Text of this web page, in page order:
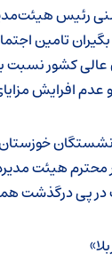
رئیس
تامین
عالی کشور نسبت
افرایش
محترم هیئت
در پی درگذشت